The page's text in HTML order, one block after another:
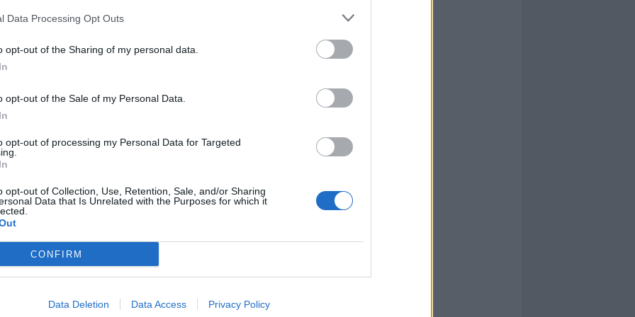
Data Processing Opt Outs
opt-out of the Sharing of my personal data.
opt-out of the Sale of my Personal Data.
opt-out of processing my Personal Data for Targeted
opt-out of Collection, Use, Retention, Sale, and/or Sharing
Data that Is Unrelated with the Purposes for which it
CONFIRM
Data Deletion Data Access Privacy Policy
perso le elezioni. Se non si torna a
nella contrapposta finzione del
infondate tutte le accuse o cospiratori
l'Italia ha disperso e continua a
energie. La condotta privata di un
può, e per certi aspetti deve, essere
discussione. Ma la pretesa che sia
a utilizzare quel tema per
ribaltare i giudizi elettorali è fuori da
del diritto. Se una tale demolizione
continua a esistere è perché l'Italia
quella, per intenderci, secondo cui
il «vero» devono sempre trionfare, anche
liberticida, perché trascura un dettaglio: